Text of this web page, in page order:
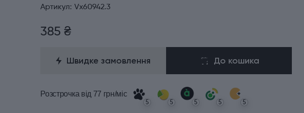
Артикул: Vx60942.3
385 ₴
Швидке замовлення До кошика
Розстрочка від 77 грн/міс
5 5 5 5 5